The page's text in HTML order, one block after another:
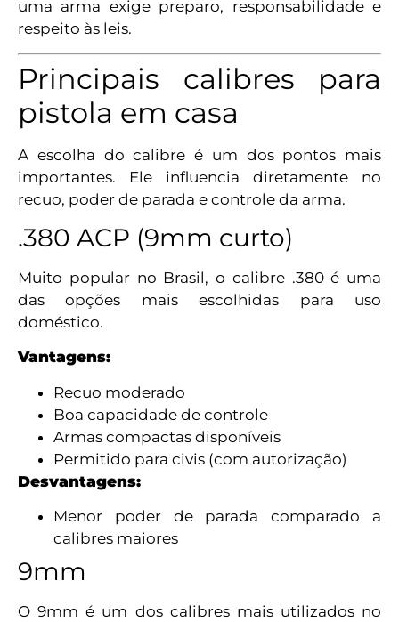
uma arma exige preparo, responsabilidade e
respeito às leis.
Principais calibres para
pistola em casa
A escolha do calibre é um dos pontos mais
importantes. Ele influencia diretamente no
recuo, poder de parada e controle da arma.
.380 ACP (9mm curto)
Muito popular no Brasil, o calibre .380 é uma
das opções mais escolhidas para uso
doméstico.
Vantagens:
Recuo moderado
Boa capacidade de controle
Armas compactas disponíveis
Permitido para civis (com autorização)
Desvantagens:
Menor poder de parada comparado a
calibres maiores
9mm
O 9mm é um dos calibres mais utilizados no